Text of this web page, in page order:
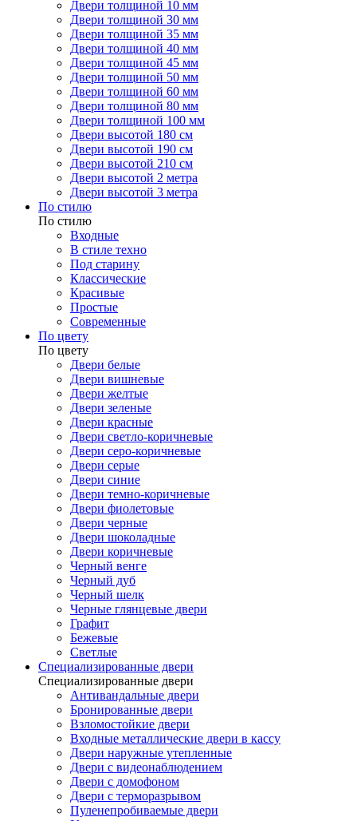
Двери толщиной 10 мм
Двери толщиной 30 мм
Двери толщиной 35 мм
Двери толщиной 40 мм
Двери толщиной 45 мм
Двери толщиной 50 мм
Двери толщиной 60 мм
Двери толщиной 80 мм
Двери толщиной 100 мм
Двери высотой 180 см
Двери высотой 190 см
Двери высотой 210 см
Двери высотой 2 метра
Двери высотой 3 метра
По стилю
По стилю
Входные
В стиле техно
Под старину
Классические
Красивые
Простые
Современные
По цвету
По цвету
Двери белые
Двери вишневые
Двери желтые
Двери зеленые
Двери красные
Двери светло-коричневые
Двери серо-коричневые
Двери серые
Двери синие
Двери темно-коричневые
Двери фиолетовые
Двери черные
Двери шоколадные
Двери коричневые
Черный венге
Черный дуб
Черный шелк
Черные глянцевые двери
Графит
Бежевые
Светлые
Специализированные двери
Специализированные двери
Антивандальные двери
Бронированные двери
Взломостойкие двери
Входные металлические двери в кассу
Двери наружные утепленные
Двери с видеонаблюдением
Двери с домофоном
Двери с терморазрывом
Пуленепробиваемые двери